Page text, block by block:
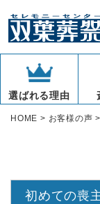
選ばれる理由
HOME > お客様の声
初めての喪